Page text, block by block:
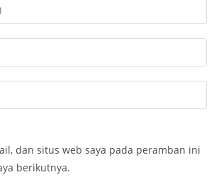
dan situs web saya pada peramban ini
berikutnya.